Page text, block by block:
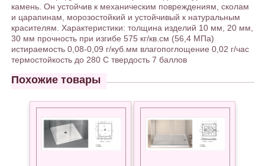
камень. Он устойчив к механическим повреждениям, сколам
и царапинам, морозостойкий и устойчивый к натуральным
красителям. Характеристики: толщина изделий 10 мм, 20 мм,
30 мм прочность при изгибе 575 кг/кв.см (56,4 МПа)
истираемость 0,08-0,09 г/куб.мм влагопоглощение 0,02 г/час
термостойкость до 280 С твердость 7 баллов
Похожие товары